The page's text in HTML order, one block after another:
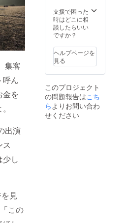
集客
呼ん
金を
出演
ス
少し
見
この
みてく
ださ
い！ ※
交通費
発生し
ます。
※日程、
内容は
にて要
相談
支援で困った
時はどこに相
談したらいい
ですか？
ヘルプページを
見る
このプロジェクト
の問題報告はこち
ら よりお問い合わ
せください